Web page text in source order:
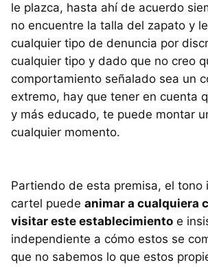
le plazca, hasta ahí de acuerdo
no encuentre la talla del zapato y
cualquier tipo de denuncia por
cualquier tipo y dado que no creo
comportamiento señalado sea un
extremo, hay que tener en cuenta
y más educado, te puede montar
cualquier momento.
Partiendo de esta premisa, el tono
cartel puede animar a cualquiera
visitar este establecimiento e
independiente a cómo estos se
que no sabemos lo que estos